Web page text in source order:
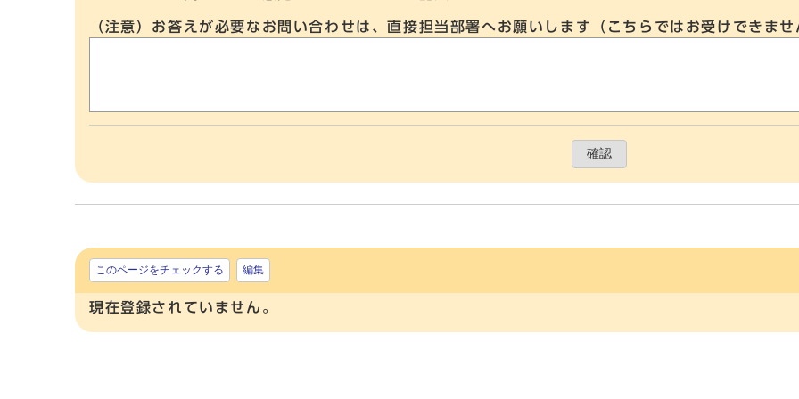
（注意）お答えが必要なお問い合わせは、直接担当部署へお願いします（こちらではお受けできま
確認
このページをチェックする 編集
現在登録されていません。